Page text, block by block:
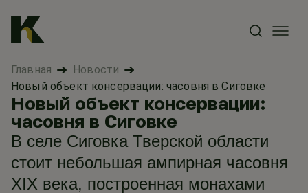
Главная
Новости
Новый объект консервации: часовня в Сиговке
Новый объект консервации:
часовня в Сиговке
В селе Сиговка Тверской области
стоит небольшая ампирная часовня
XIX века, построенная монахами